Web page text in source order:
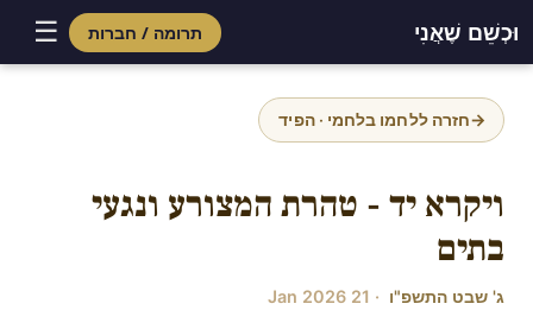
וּכְשֵׁם שֶׁאֲנִי תרומה / חברות ☰
→חזרה ללחמו בלחמי · הפיד
ויקרא יד - טהרת המצורע ונגעי
בתים
ג' שבט התשפ"ו · 21 Jan 2026